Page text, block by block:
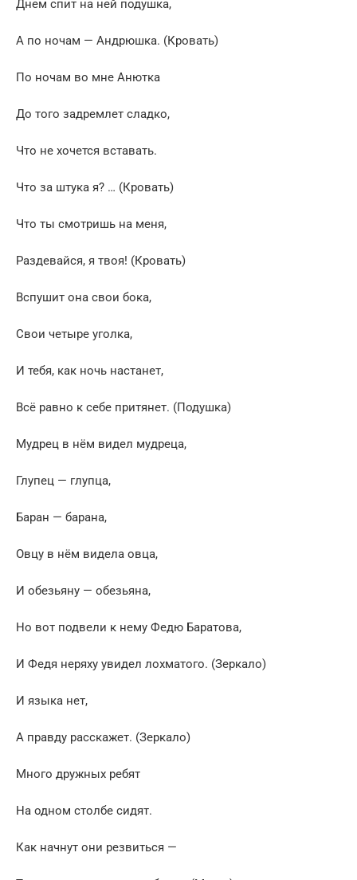
Днем спит на ней подушка,
А по ночам — Андрюшка. (Кровать)
По ночам во мне Анютка
До того задремлет сладко,
Что не хочется вставать.
Что за штука я? … (Кровать)
Что ты смотришь на меня,
Раздевайся, я твоя! (Кровать)
Вспушит она свои бока,
Свои четыре уголка,
И тебя, как ночь настанет,
Всё равно к себе притянет. (Подушка)
Мудрец в нём видел мудреца,
Глупец — глупца,
Баран — барана,
Овцу в нём видела овца,
И обезьяну — обезьяна,
Но вот подвели к нему Федю Баратова,
И Федя неряху увидел лохматого. (Зеркало)
И языка нет,
А правду расскажет. (Зеркало)
Много дружных ребят
На одном столбе сидят.
Как начнут они резвиться —